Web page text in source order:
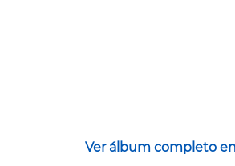
Ver álbum completo